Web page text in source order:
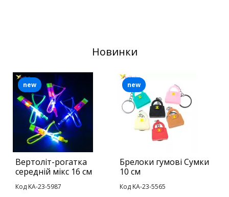
Новинки
Вертоліт-рогатка
середній мікс 16 см
Код KA-23-5987
new
Брелоки гумові Сумки
10 см
Код KA-23-5565
new